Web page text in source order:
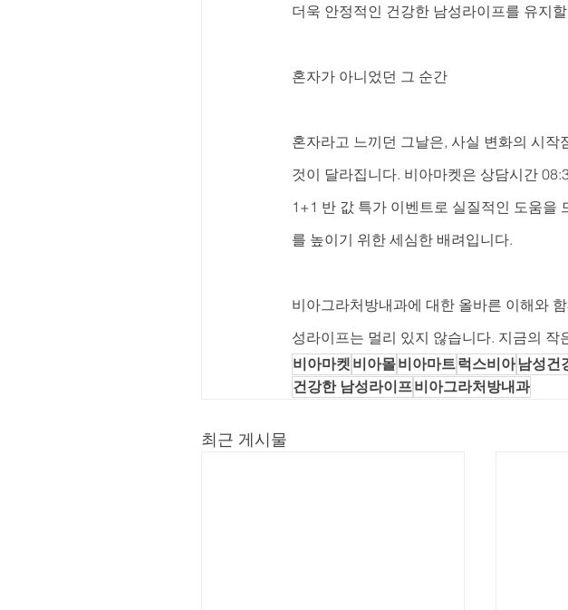
더욱 안정적인 건강한 남성라이프를 유지
혼자가 아니었던 그 순간
혼자라고 느끼던 그날은, 사실 변화의 시
것이 달라집니다. 비아마켓은 상담시간
1+1 반 값 특가 이벤트로 실질적인 도움을
를 높이기 위한 세심한 배려입니다.
비아그라처방내과에 대한 올바른 이해와
성라이프는 멀리 있지 않습니다. 지금의
비아마켓 비아몰비아마트럭스비아 남성건
건강한 남성라이프비아그라처방내과
최근 게시물